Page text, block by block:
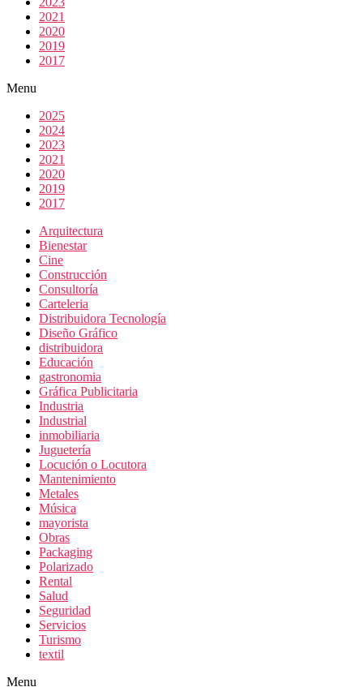
2021
2020
2019
2017
Menu
2025
2024
2023
2021
2020
2019
2017
Arquitectura
Bienestar
Cine
Construcción
Consultoría
Carteleria
Distribuidora Tecnología
Diseño Gráfico
distribuidora
Educación
gastronomia
Gráfica Publicitaria
Industria
Industrial
inmobiliaria
Juguetería
Locución o Locutora
Mantenimiento
Metales
Música
mayorista
Obras
Packaging
Polarizado
Rental
Salud
Seguridad
Servicios
Turismo
textil
Menu